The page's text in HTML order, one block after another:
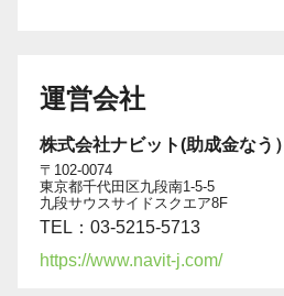
運営会社
株式会社ナビット(助成金なう）
〒102-0074
東京都千代田区九段南1-5-5
九段サウスサイドスクエア8F
TEL：03-5215-5713
https://www.navit-j.com/